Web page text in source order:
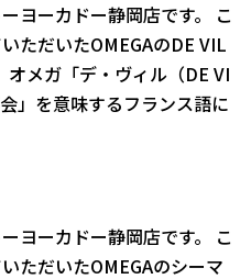
ヨーカドー静岡店です。 こ
ただいたOMEGAのDE VIL
オメガ「デ・ヴィル（DE VI
」を意味するフランス語に
ヨーカドー静岡店です。 こ
ただいたOMEGAのシーマ